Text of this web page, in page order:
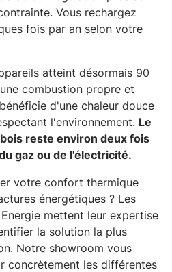
Vous rechargez
fois par an selon votre
atteint désormais 90
combustion propre et
d'une chaleur douce
l'environnement. Le
reste environ deux fois
gaz ou de l'électricité.
votre confort thermique
énergétiques ? Les
mettent leur expertise
la solution la plus
Notre showroom vous
concrètement les différentes